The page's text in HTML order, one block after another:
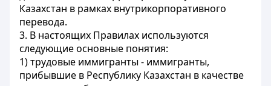
Казахстан в рамках внутрикорпоративного
перевода.
3. В настоящих Правилах используются
следующие основные понятия:
1) трудовые иммигранты - иммигранты,
прибывшие в Республику Казахстан в качестве